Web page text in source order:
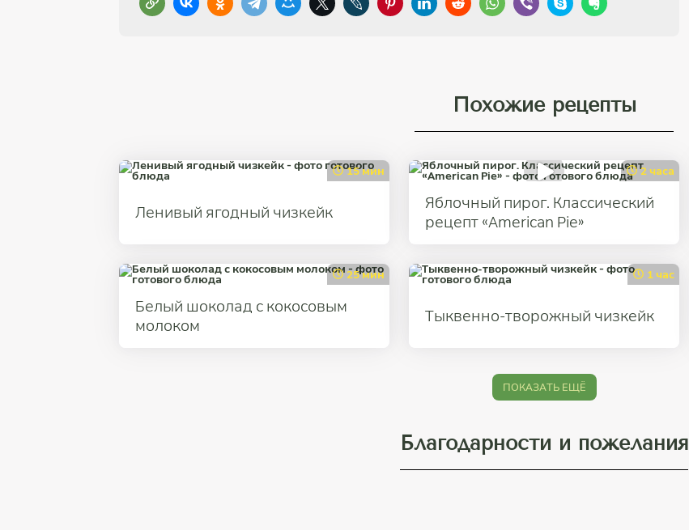
Похожие рецепты
15 мин
Ленивый ягодный чизкейк
2 часа
Яблочный пирог. Классический
рецепт «American Pie»
25 мин
Белый шоколад с кокосовым
молоком
1 час
Тыквенно-творожный чизкейк
ПОКАЗАТЬ ЕЩЁ
Благодарности и пожелания